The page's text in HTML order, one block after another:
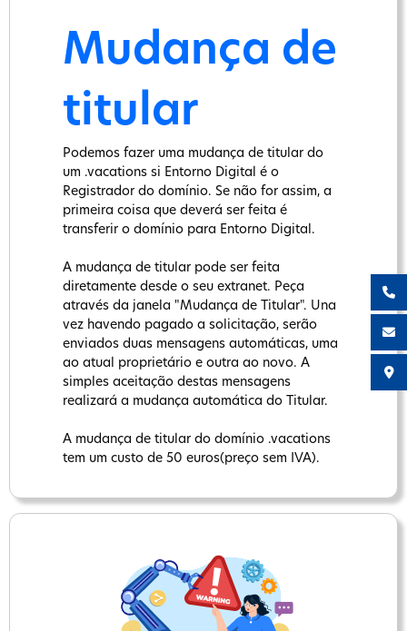
Mudança de
titular
Podemos fazer uma mudança de titular do
um .vacations si Entorno Digital é o
Registrador do domínio. Se não for assim, a
primeira coisa que deverá ser feita é
transferir o domínio para Entorno Digital.
A mudança de titular pode ser feita
diretamente desde o seu extranet. Peça
através da janela "Mudança de Titular". Una
vez havendo pagado a solicitação, serão
enviados duas mensagens automáticas, uma
ao atual proprietário e outra ao novo. A
simples aceitação destas mensagens
realizará a mudança automática do Titular.
A mudança de titular do domínio .vacations
tem um custo de 50 euros(preço sem IVA).